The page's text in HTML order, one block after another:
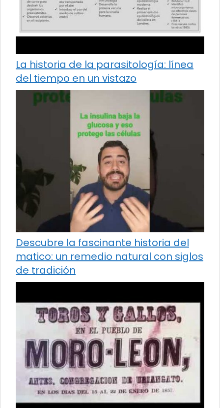
La historia de la parasitología: línea
del tiempo en un vistazo
Descubre la fascinante historia del
matico: un remedio natural con siglos
de tradición